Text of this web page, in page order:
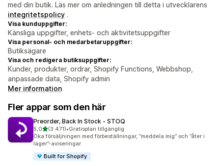
med din butik. Läs mer om anledningen till detta i utvecklarens
integritetspolicy .
Visa kunduppgifter:
Känsliga uppgifter, enhets- och aktivitetsuppgifter
Visa personal- och medarbetaruppgifter:
Butiksägare
Visa och redigera butiksuppgifter:
Kunder, produkter, ordrar, Shopify Functions, Webbshop,
anpassade data, Shopify admin
Mer information
Fler appar som den här
Preorder, Back In Stock ‑ STOQ
5,0av 5 stjärnor
(3 471)
3471 recensioner totalt
•Gratisplan tillgänglig
Öka försäljningen med förbeställningar, ”meddela mig” och ”åter i
lager”-aviseringar
Built for Shopify